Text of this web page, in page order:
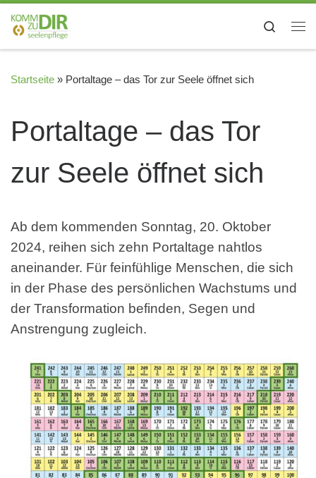
Zum Inhalt springen
Search
Startseite » Portaltage – das Tor zur Seele öffnet sich
Portaltage – das Tor
zur Seele öffnet sich
Ab dem kommenden Sonntag, 20. Oktober
2024, reihen sich zehn Portaltage nahtlos
aneinander. Für feinfühlige Menschen, die sich
in der Phase des persönlichen Wachstums und
der Transformation befinden, Segen und
Anstrengung zugleich.